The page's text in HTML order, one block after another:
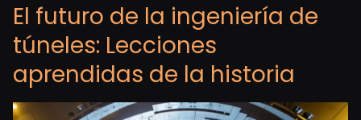
El futuro de la ingeniería de
túneles: Lecciones
aprendidas de la historia